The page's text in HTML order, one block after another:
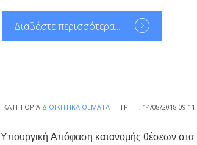
Διαβάστε περισσότερα...
ΚΑΤΗΓΟΡΊΑ ΔΙΟΙΚΗΤΙΚΆ ΘΈΜΑΤΑ ΤΡΊΤΗ, 14/08/2018 09:11
Υπουργική Απόφαση κατανομής θέσεων